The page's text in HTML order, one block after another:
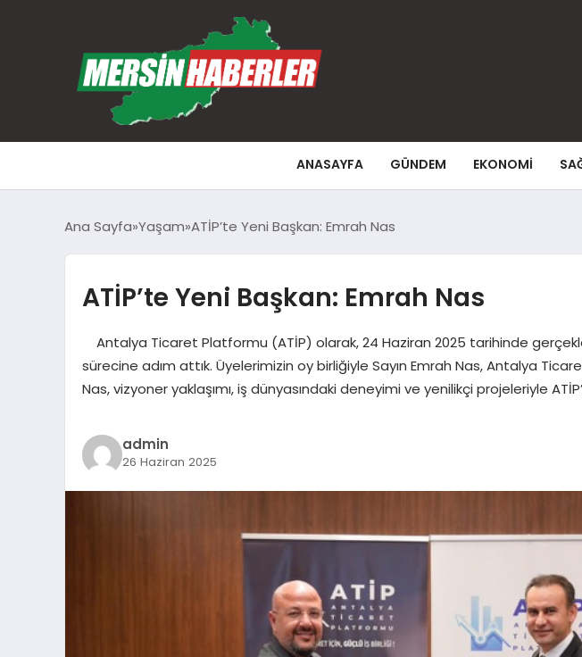
ANASAYFA GÜNDEM EKONOMI
Ana Sayfa Yaşam ATİP’te Yeni Başkan: Emrah Nas
ATİP’te Yeni Başkan: Emrah Nas
Antalya Ticaret Platformu (ATİP) olarak, 24 Haziran 2025 tarihinde
sürecine adım attık. Üyelerimizin oy birliğiyle Sayın Emrah Nas, Antalya
Nas, vizyoner yaklaşımı, iş dünyasındaki deneyimi ve yenilikçi projeleriyle
admin
26 Haziran 2025